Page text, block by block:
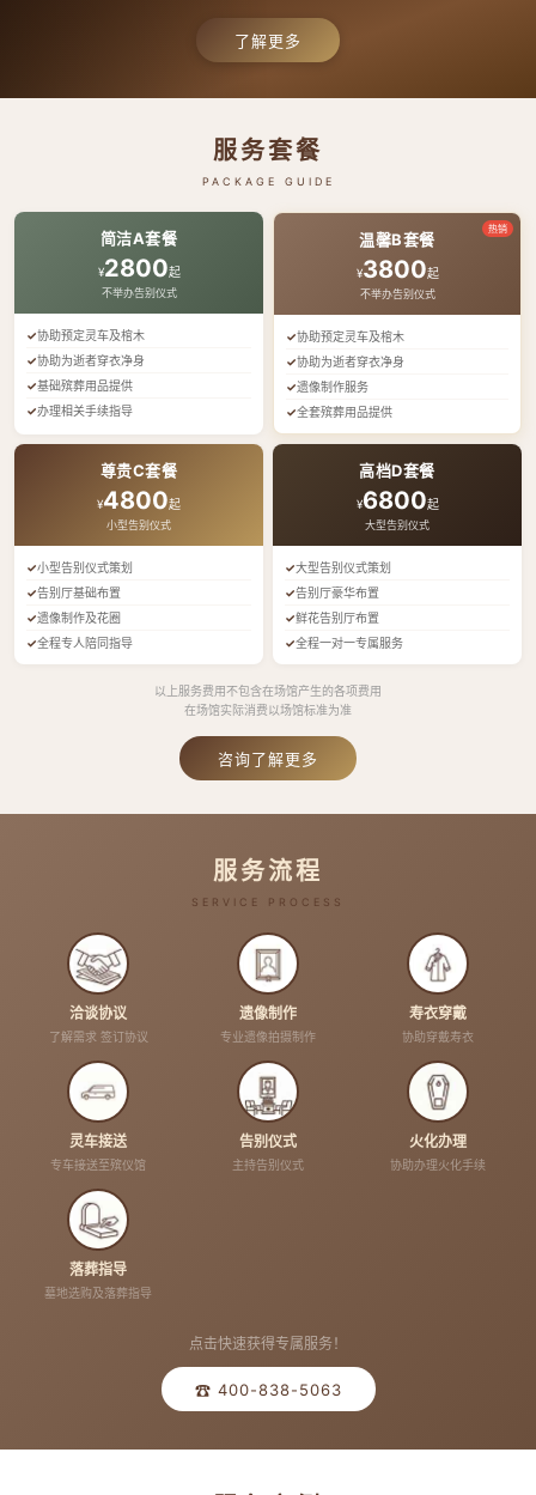
了解更多
服务套餐
PACKAGE GUIDE
简洁A套餐
¥2800起
不举办告别仪式
协助预定灵车及棺木
协助为逝者穿衣净身
基础殡葬用品提供
办理相关手续指导
热销
温馨B套餐
¥3800起
不举办告别仪式
协助预定灵车及棺木
协助为逝者穿衣净身
遗像制作服务
全套殡葬用品提供
尊贵C套餐
¥4800起
小型告别仪式
小型告别仪式策划
告别厅基础布置
遗像制作及花圈
全程专人陪同指导
高档D套餐
¥6800起
大型告别仪式
大型告别仪式策划
告别厅豪华布置
鲜花告别厅布置
全程一对一专属服务
以上服务费用不包含在场馆产生的各项费用
在场馆实际消费以场馆标准为准
咨询了解更多
服务流程
SERVICE PROCESS
洽谈协议
了解需求 签订协议
遗像制作
专业遗像拍摄制作
寿衣穿戴
协助穿戴寿衣
灵车接送
专车接送至殡仪馆
告别仪式
主持告别仪式
火化办理
协助办理火化手续
落葬指导
墓地选购及落葬指导
点击快速获得专属服务！
☎ 400-838-5063